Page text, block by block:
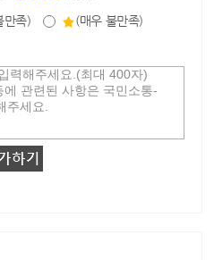
만족) (매우 불만족)